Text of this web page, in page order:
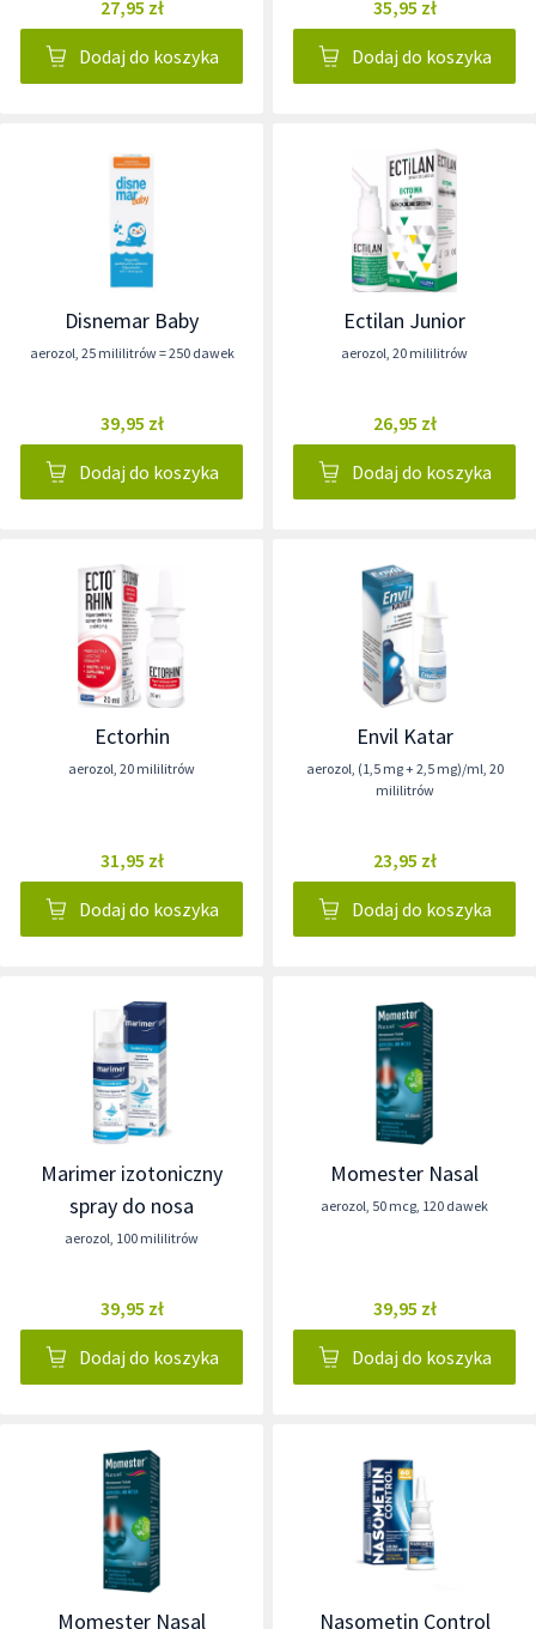
27,95 zł
Dodaj do koszyka
35,95 zł
Dodaj do koszyka
Disnemar Baby
aerozol, 25 mililitrów = 250 dawek
39,95 zł
Dodaj do koszyka
Ectilan Junior
aerozol, 20 mililitrów
26,95 zł
Dodaj do koszyka
Ectorhin
aerozol, 20 mililitrów
31,95 zł
Dodaj do koszyka
Envil Katar
aerozol, (1,5 mg + 2,5 mg)/ml, 20
mililitrów
23,95 zł
Dodaj do koszyka
Marimer izotoniczny
spray do nosa
aerozol, 100 mililitrów
39,95 zł
Dodaj do koszyka
Momester Nasal
aerozol, 50 mcg, 120 dawek
39,95 zł
Dodaj do koszyka
Momester Nasal Nasometin Control